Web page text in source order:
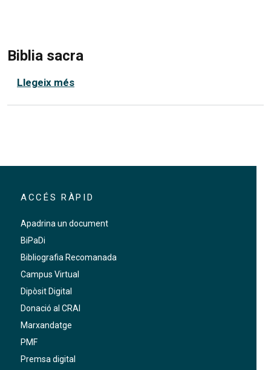
Biblia sacra
Llegeix méssobre Biblia sacra
ACCÉS RÀPID
Apadrina un document
BiPaDi
Bibliografia Recomanada
Campus Virtual
Dipòsit Digital
Donació al CRAI
Marxandatge
PMF
Premsa digital